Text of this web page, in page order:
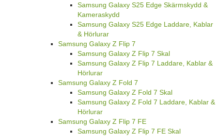
Samsung Galaxy S25 Edge Skärmskydd &
Kameraskydd
Samsung Galaxy S25 Edge Laddare, Kablar
& Hörlurar
Samsung Galaxy Z Flip 7
Samsung Galaxy Z Flip 7 Skal
Samsung Galaxy Z Flip 7 Laddare, Kablar &
Hörlurar
Samsung Galaxy Z Fold 7
Samsung Galaxy Z Fold 7 Skal
Samsung Galaxy Z Fold 7 Laddare, Kablar &
Hörlurar
Samsung Galaxy Z Flip 7 FE
Samsung Galaxy Z Flip 7 FE Skal